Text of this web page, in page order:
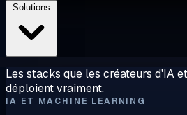
Les stacks que les créateurs d'IA
déploient vraiment.
IA ET MACHINE LEARNING